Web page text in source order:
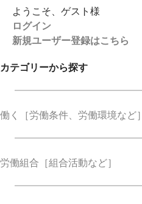
ようこそ、ゲスト様
ログイン
新規ユーザー登録はこちら
カテゴリーから探す
働く ［労働条件、労働環境など］
労働組合 ［組合活動など］